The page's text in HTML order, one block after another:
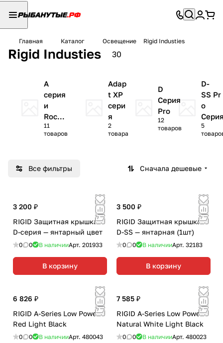
Главная Каталог Освещение Rigid Industies
Rigid Industies 30
A
серия
и
Rockli
ght
kits
11
товаров
Adap
t XP
сери
я
2
товара
D
Серия
Pro
12
товаров
D-
SS Pr
o
5
Все фильтры Сначала дешевые
3 200 ₽
RIGID Защитная крышка —
D-серия — янтарный цвет
0 0 В наличииАрт. 201933
В корзину
3 500 ₽
RIGID Защитная крышка —
D-SS — янтарная (1шт)
0 0 В наличииАрт. 32183
В корзину
6 826 ₽
RIGID A-Series Low Power
Red Light Black
0 0 В наличииАрт. 480043
7 585 ₽
RIGID A-Series Low Power
Natural White Light Black
0 0 В наличииАрт. 480023